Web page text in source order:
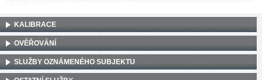
KALIBRACE
OVĚŘOVÁNÍ
SLUŽBY OZNÁMENÉHO SUBJEKTU